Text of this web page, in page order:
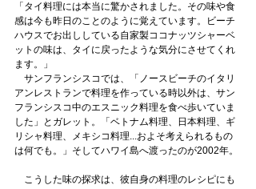
「タイ料理には本当に驚かされました。その味や食
感は今も昨日のことのように覚えています。ビーチ
ハウスでお出ししている自家製ココナッツシャーベ
ットの味は、タイに戻ったような気分にさせてくれ
ます。」
サンフランシスコでは、「ノースビーチのイタリ
アンレストランで料理を作っている時以外は、サン
フランシスコ中のエスニック料理を食べ歩いていま
した」とガレット。「ベトナム料理、日本料理、ギ
リシャ料理、メキシコ料理...およそ考えられるもの
は何でも。」そしてハワイ島へ渡ったのが2002年。
こうした味の探求は、彼自身の料理のレシピにも